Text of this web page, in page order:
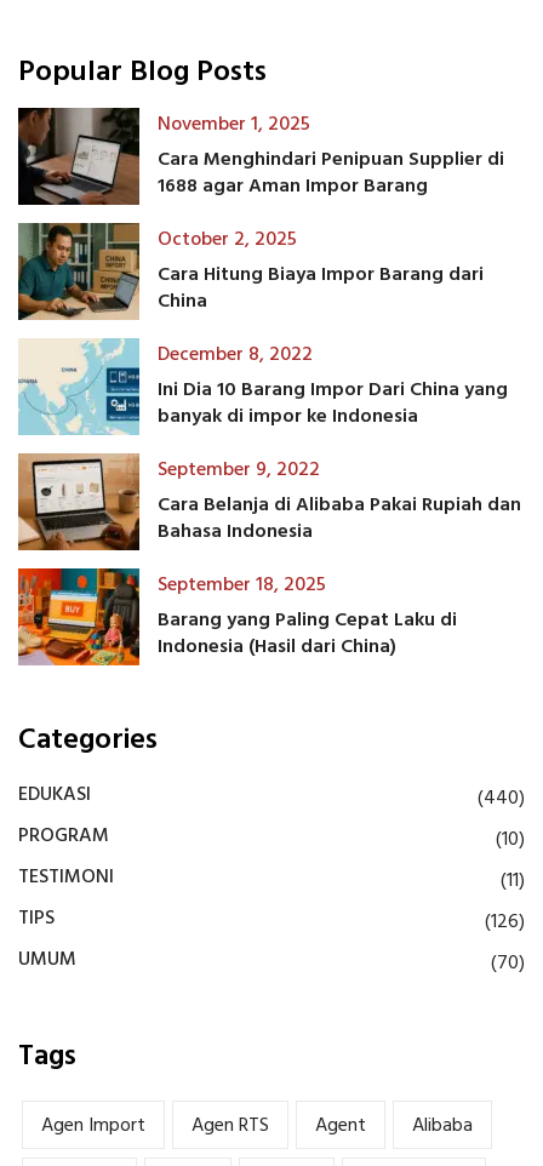
Popular Blog Posts
November 1, 2025
Cara Menghindari Penipuan Supplier di
1688 agar Aman Impor Barang
October 2, 2025
Cara Hitung Biaya Impor Barang dari
China
December 8, 2022
Ini Dia 10 Barang Impor Dari China yang
banyak di impor ke Indonesia
September 9, 2022
Cara Belanja di Alibaba Pakai Rupiah dan
Bahasa Indonesia
September 18, 2025
Barang yang Paling Cepat Laku di
Indonesia (Hasil dari China)
Categories
EDUKASI
(440)
PROGRAM
(10)
TESTIMONI
(11)
TIPS
(126)
UMUM
(70)
Tags
Agen Import Agen RTS Agent
Alibaba